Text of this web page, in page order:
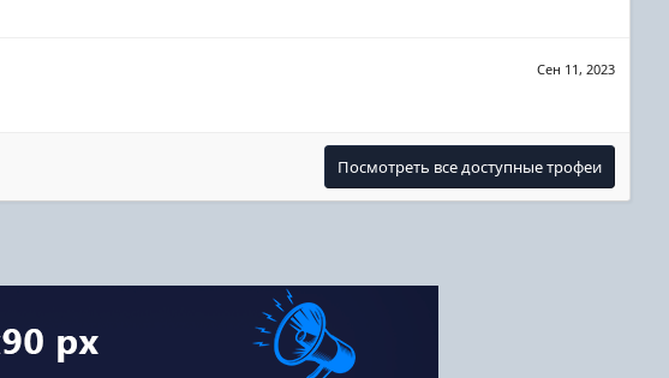
Сен 11, 2023
Посмотреть все доступные трофеи